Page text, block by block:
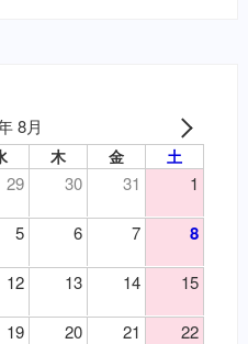
）
）
炎（要・犬）
炎（要・猫）
・犬）
酔（要・犬）
ン剤（要・犬）
8月
木 金 土
29 30 31 1
5 6 7 8
12 13 14 15
19 20 21 22